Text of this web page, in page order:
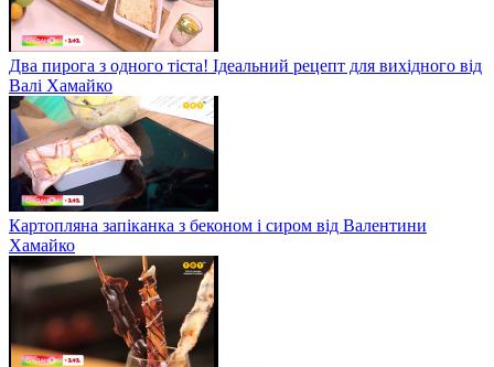
Два пирога з одного тіста! Ідеальний рецепт для вихідного від
Валі Хамайко
Картопляна запіканка з беконом і сиром від Валентини
Хамайко